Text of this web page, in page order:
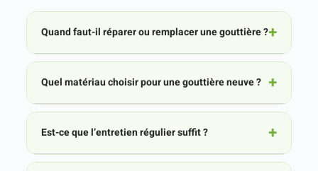
Quand faut-il réparer ou remplacer une gouttière ?
Quel matériau choisir pour une gouttière neuve ?
Est-ce que l’entretien régulier suffit ?